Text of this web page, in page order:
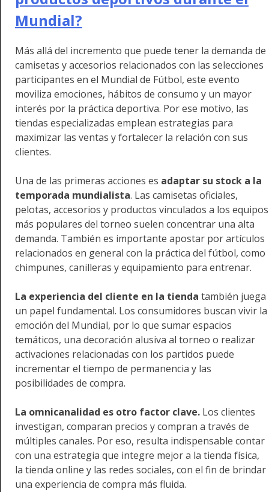
Mundial?
Más allá del incremento que puede tener la demanda de
camisetas y accesorios relacionados con las selecciones
participantes en el Mundial de Fútbol, este evento
moviliza emociones, hábitos de consumo y un mayor
interés por la práctica deportiva. Por ese motivo, las
tiendas especializadas emplean estrategias para
maximizar las ventas y fortalecer la relación con sus
clientes.
Una de las primeras acciones es adaptar su stock a la
temporada mundialista. Las camisetas oficiales,
pelotas, accesorios y productos vinculados a los equipos
más populares del torneo suelen concentrar una alta
demanda. También es importante apostar por artículos
relacionados en general con la práctica del fútbol, como
chimpunes, canilleras y equipamiento para entrenar.
La experiencia del cliente en la tienda también juega
un papel fundamental. Los consumidores buscan vivir la
emoción del Mundial, por lo que sumar espacios
temáticos, una decoración alusiva al torneo o realizar
activaciones relacionadas con los partidos puede
incrementar el tiempo de permanencia y las
posibilidades de compra.
La omnicanalidad es otro factor clave. Los clientes
investigan, comparan precios y compran a través de
múltiples canales. Por eso, resulta indispensable contar
con una estrategia que integre mejor a la tienda física,
la tienda online y las redes sociales, con el fin de brindar
una experiencia de compra más fluida.